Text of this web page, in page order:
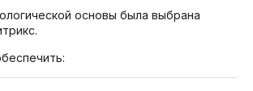
основы была выбрана